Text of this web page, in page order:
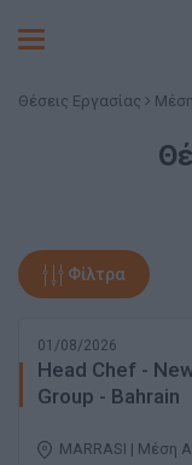
Toggle
Θέσεις Εργασίας
Φίλτρα
01/08/2026
Head Chef -
Group - Bahrain
MARRASI | Μέση